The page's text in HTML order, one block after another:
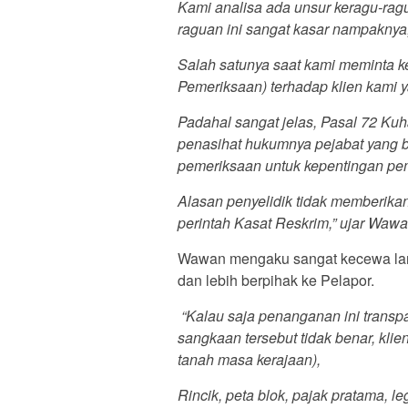
Kami analisa ada unsur keragu-
raguan ini sangat kasar
Salah satunya saat kami meminta
Pemeriksaan) terhadap klien kami
Padahal sangat jelas, Pasal 72
penasihat hukumnya pejabat yang
pemeriksaan untuk kepentingan
Alasan penyelidik tidak
perintah Kasat Reskrim,” ujar
Wawan mengaku sangat kecewa
dan lebih berpihak ke Pelapor.
“Kalau saja penanganan ini
sangkaan tersebut tidak benar,
tanah masa kerajaan),
Rincik, peta blok, pajak pratama,